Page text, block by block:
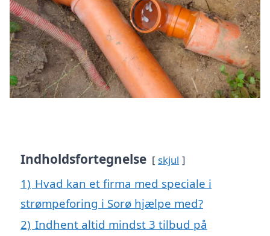
Indholdsfortegnelse skjul
1) Hvad kan et firma med speciale i
strømpeforing i Sorø hjælpe med?
2) Indhent altid mindst 3 tilbud på